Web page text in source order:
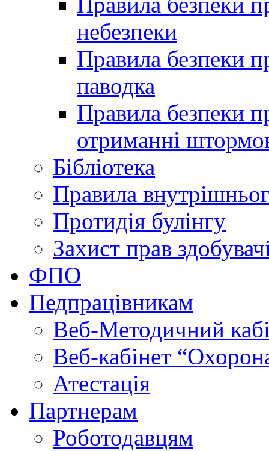
небезпеки
Правила безпеки
паводка
Правила безпеки
отриманні
Бібліотека
Правила
Протидія булінгу
Захист прав
ФПО
Педпрацівникам
Веб-Методичний
Веб-кабінет
Атестація
Партнерам
Роботодавцям